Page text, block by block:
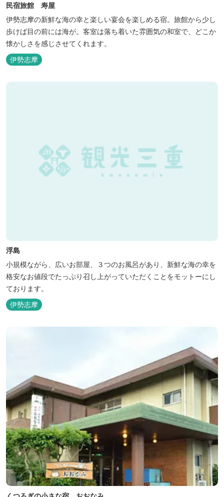
民宿旅館 寿屋
伊勢志摩の新鮮な海の幸と楽しい宴会を楽しめる宿。旅館から少し
歩けば目の前には海が。客室は落ち着いた雰囲気の和室で、どこか
懐かしさを感じさせてくれます。
伊勢志摩
浮島
小規模ながら、広いお部屋、３つのお風呂があり、新鮮な海の幸を
格安なお値段でたっぷり召し上がっていただくことをモットーにし
ております。
伊勢志摩